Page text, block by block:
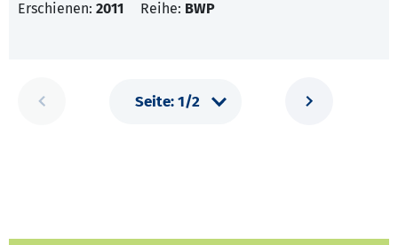
Erschienen: 2011 Reihe: BWP